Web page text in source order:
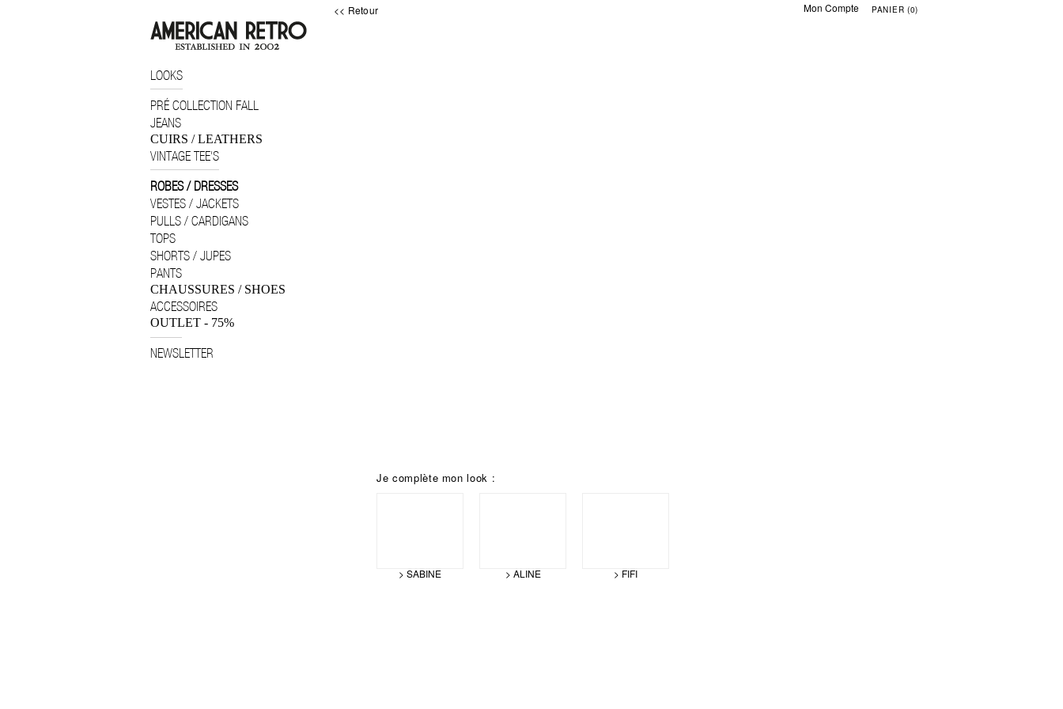
<< Retour PANIER (0)
Mon Compte
LOOKS
PRÉ COLLECTION FALL
JEANS
CUIRS / LEATHERS
VINTAGE TEE'S
ROBES / DRESSES
VESTES / JACKETS
PULLS / CARDIGANS
TOPS
SHORTS / JUPES
PANTS
CHAUSSURES / SHOES
ACCESSOIRES
OUTLET - 75%
NEWSLETTER
Je complète mon look :
> SABINE > ALINE > FIFI